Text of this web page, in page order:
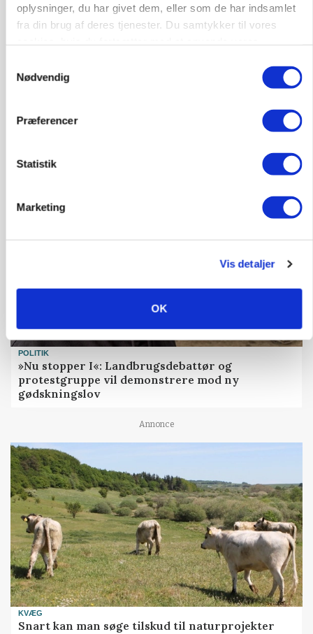
oplysninger, du har givet dem, eller som de har indsamlet
fra din brug af deres tjenester. Du samtykker til vores
Nødvendig
Præferencer
Statistik
Marketing
Vis detaljer
OK
Rådgiver om DB-Tjek: Små justeringer kan give
store besparelser
POLITIK
»Nu stopper I«: Landbrugsdebattør og
protestgruppe vil demonstrere mod ny
gødskningslov
Annonce
KVÆG
Snart kan man søge tilskud til naturprojekter